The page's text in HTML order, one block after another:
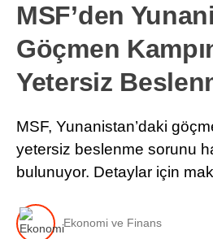
GÜNDEM
EKONOMI
FINANS
BORSA
KRIPTO
TEKNOLOJI
MSF’den
Göçmen
Yetersiz
MSF, Yunanistan’daki
yetersiz beslenme sorunu
bulunuyor. Detaylar için
Ekonomi ve Finans